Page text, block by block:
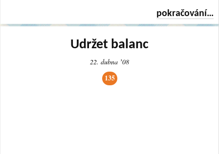
pokračování…
Udržet balanc
22. dubna ʼ08
135